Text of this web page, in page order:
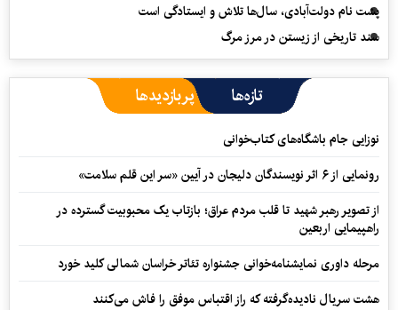
پشت نام دولت‌آبادی، سال‌ها تلاش و ایستادگی است
سند تاریخی از زیستن در مرز مرگ
تازه‌ها پربازدیدها
نوزایی جام باشگاه‌های کتاب‌خوانی
رونمایی از ۶ اثر نویسندگان دلیجان در آیین «سر این قلم سلامت»
از تصویر رهبر شهید تا قلب مردم عراق؛ بازتاب یک محبوبیت گسترده در
راهپیمایی اربعین
مرحله داوری نمایشنامه‌خوانی جشنواره تئاتر خراسان شمالی کلید خورد
هشت سریال نادیده‌گرفته که راز اقتباس موفق را فاش می‌کنند